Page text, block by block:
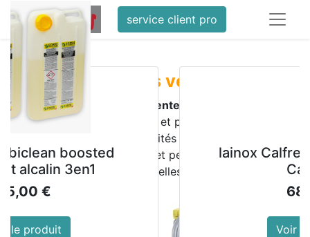
service client pro
Meilleures ventes
Découvrez les meilleures ventes HOREDIS
équipements professionnels et produits d’hygiène pour
hôtels, restaurants, collectivités et sociétés de
nettoyage. Qualité, fiabilité et performance au service
de vos activités professionnelles
lainox Calfree Boosted
Voir le produit